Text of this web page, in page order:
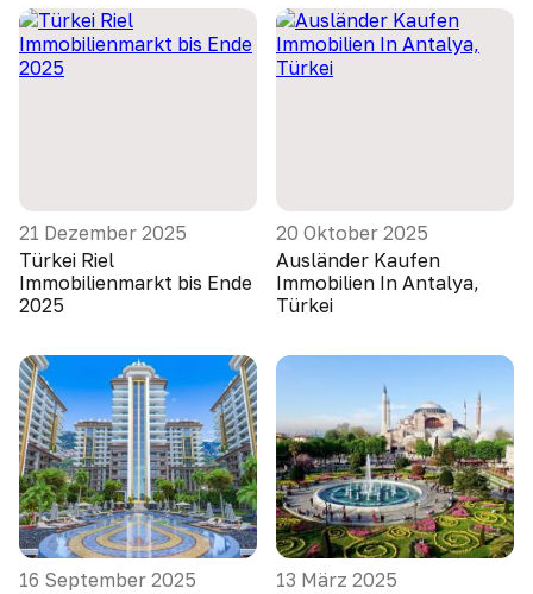
21 Dezember 2025
Türkei Riel
Immobilienmarkt bis Ende
2025
20 Oktober 2025
Ausländer Kaufen
Immobilien In Antalya,
Türkei
16 September 2025
13 März 2025